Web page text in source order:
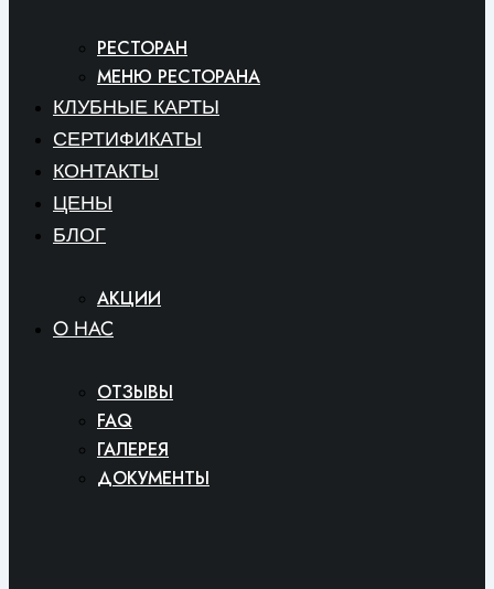
РЕСТОРАН
МЕНЮ РЕСТОРАНА
КЛУБНЫЕ КАРТЫ
СЕРТИФИКАТЫ
КОНТАКТЫ
ЦЕНЫ
БЛОГ
АКЦИИ
O HAC
ОТЗЫВЫ
FAQ
ГАЛЕРЕЯ
ДОКУМЕНТЫ